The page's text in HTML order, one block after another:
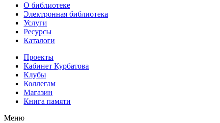
О библиотеке
Электронная библиотека
Услуги
Ресурсы
Каталоги
Проекты
Кабинет Курбатова
Клубы
Коллегам
Магазин
Книга памяти
Меню